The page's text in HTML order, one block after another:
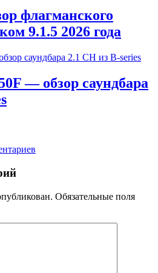
флагманского
9.1.5 2026 года
— обзор саундбара
Обязательные поля